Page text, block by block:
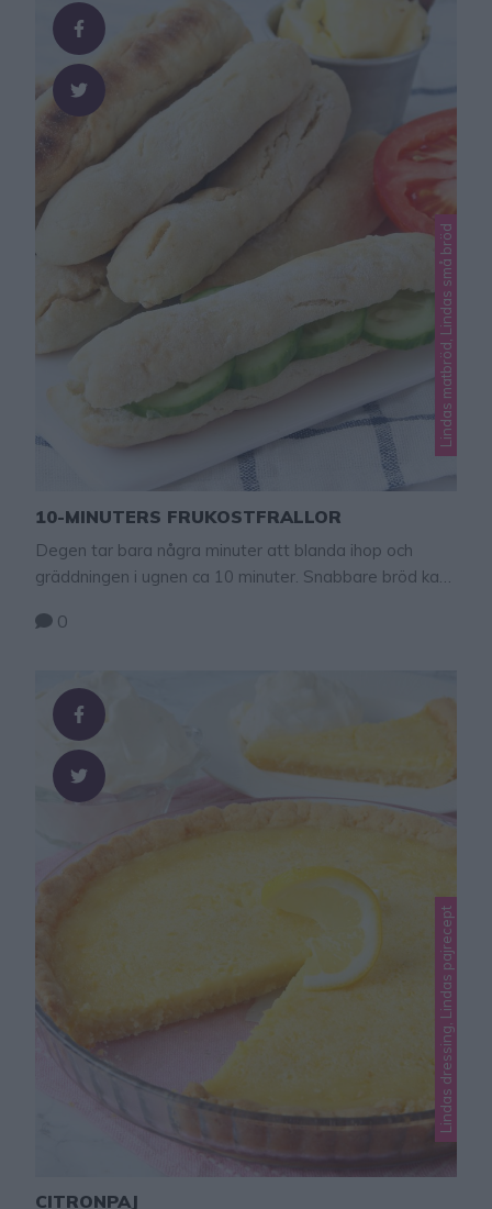
Lindas matbröd, Lindas små bröd
10-MINUTERS FRUKOSTFRALLOR
Degen tar bara några minuter att blanda ihop och
gräddningen i ugnen ca 10 minuter. Snabbare bröd kan
de när de fortfarande är lite ljumna. Njut av de
0
Lindas dressing, Lindas pajrecept
CITRONPAJ